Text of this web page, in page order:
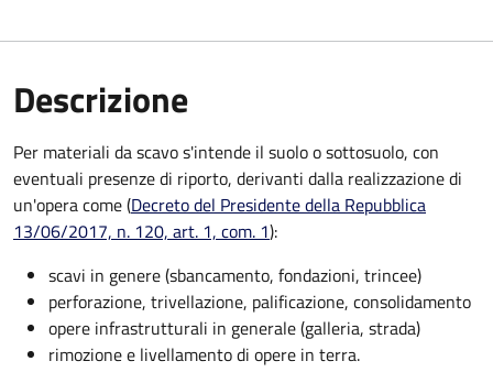
Descrizione
Per materiali da scavo s'intende il suolo o sottosuolo, con
eventuali presenze di riporto, derivanti dalla realizzazione di
un'opera come (Decreto del Presidente della Repubblica
13/06/2017, n. 120, art. 1, com. 1):
scavi in genere (sbancamento, fondazioni, trincee)
perforazione, trivellazione, palificazione, consolidamento
opere infrastrutturali in generale (galleria, strada)
rimozione e livellamento di opere in terra.